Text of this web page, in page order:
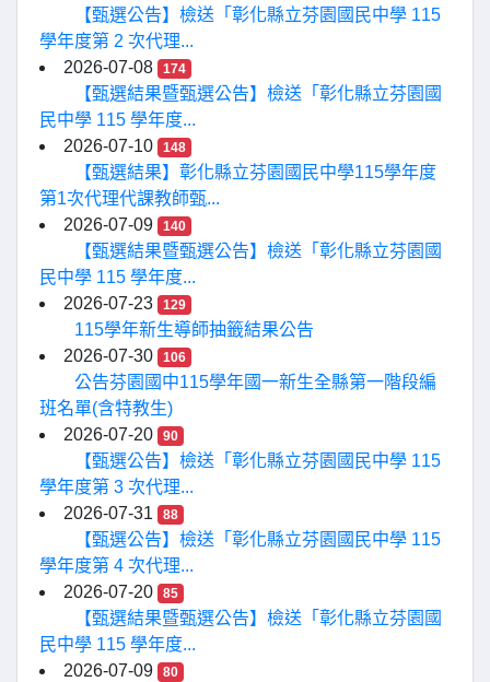
【甄選公告】檢送「彰化縣立芬園國民中學 115
學年度第 2 次代理...
2026-07-08
174
【甄選結果暨甄選公告】檢送「彰化縣立芬園國
民中學 115 學年度...
2026-07-10
148
【甄選結果】彰化縣立芬園國民中學115學年度
第1次代理代課教師甄...
2026-07-09
140
【甄選結果暨甄選公告】檢送「彰化縣立芬園國
民中學 115 學年度...
2026-07-23
129
115學年新生導師抽籤結果公告
2026-07-30
106
公告芬園國中115學年國一新生全縣第一階段編
班名單(含特教生)
2026-07-20
90
【甄選公告】檢送「彰化縣立芬園國民中學 115
學年度第 3 次代理...
2026-07-31
88
【甄選公告】檢送「彰化縣立芬園國民中學 115
學年度第 4 次代理...
2026-07-20
85
【甄選結果暨甄選公告】檢送「彰化縣立芬園國
民中學 115 學年度...
2026-07-09
80